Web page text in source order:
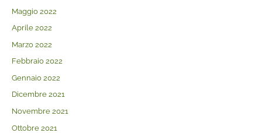
Maggio 2022
Aprile 2022
Marzo 2022
Febbraio 2022
Gennaio 2022
Dicembre 2021
Novembre 2021
Ottobre 2021